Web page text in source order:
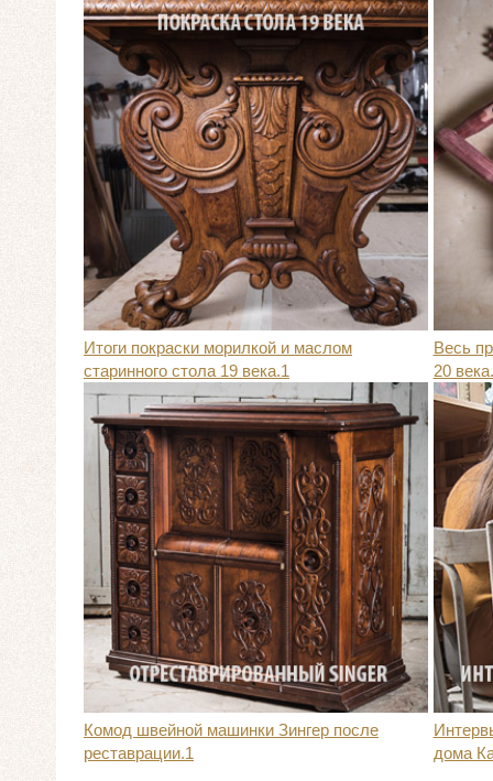
Итоги покраски морилкой и маслом
старинного стола 19 века.1
Весь
20
Комод швейной машинки Зингер после
реставрации.1
дома